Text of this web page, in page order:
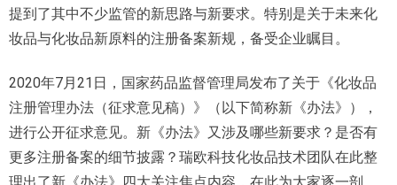
提到了其中不少监管的新思路与新要求。特别是关于未来化
妆品与化妆品新原料的注册备案新规，备受企业瞩目。
2020年7月21日，国家药品监督管理局发布了关于《化妆品
注册管理办法（征求意见稿）》（以下简称新《办法》），
进行公开征求意见。新《办法》又涉及哪些新要求？是否有
更多注册备案的细节披露？瑞欧科技化妆品技术团队在此整